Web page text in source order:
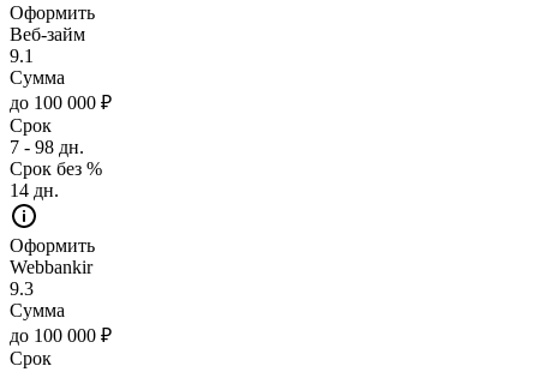
Оформить
Веб-займ
9.1
Сумма
до 100 000 ₽
Срок
7 - 98 дн.
Срок без %
14 дн.
Оформить
Webbankir
9.3
Сумма
до 100 000 ₽
Срок